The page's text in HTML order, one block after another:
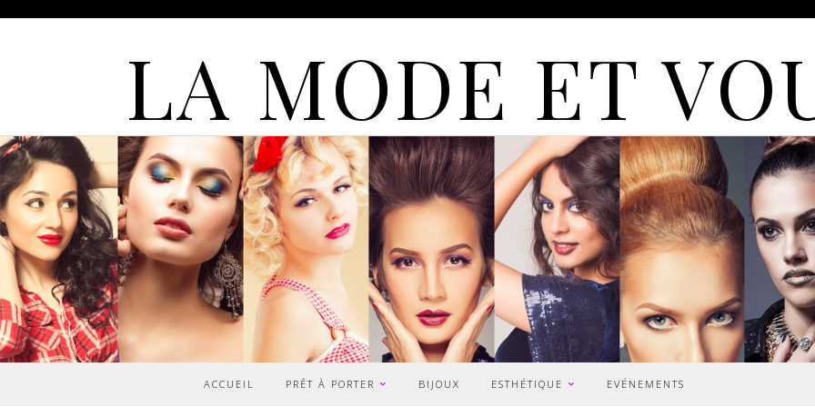
LA MODE ET
ACCUEIL PRÊT À PORTER BIJOUX ESTHÉTIQUE EVÉNEMENTS